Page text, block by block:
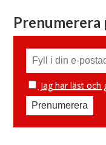
Jag har läst och